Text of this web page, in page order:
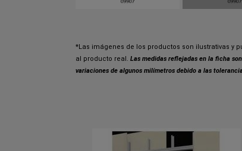
*Las imágenes de los productos son ilustrativas y
al producto real. Las medidas reflejadas en la ficha
variaciones de algunos milímetros debido a las